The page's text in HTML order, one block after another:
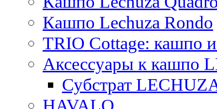
Кашпо Lechuza Rondo
TRIO Cottage: кашпо
Аксессуары к кашпо
Субстрат